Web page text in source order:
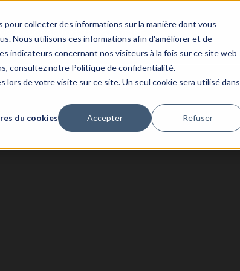
collecter des informations sur la manière dont vous
Nous utilisons ces informations afin d'améliorer et de
indicateurs concernant nos visiteurs à la fois sur ce site web
consultez notre Politique de confidentialité.
de votre visite sur ce site. Un seul cookie sera utilisé dans
du cookies Accepter Refuser
à succès